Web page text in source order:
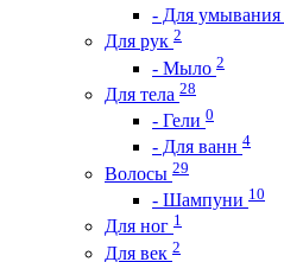
- Для умывания
Для рук 2
- Мыло 2
Для тела 28
- Гели 0
- Для ванн 4
Волосы 29
- Шампуни 10
Для ног 1
Для век 2